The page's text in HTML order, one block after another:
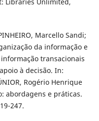
Marcello Sandi;
da informação e
transacionais
à decisão. In:
Rogério Henrique
abordagens e práticas.
247.